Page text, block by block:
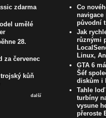
zdarma
umělé
28.
za červenec
kůň
další
Co
původní
Jak
různými
Linux,
GTA 6
Šéf
diskům i
Tahle
turbíny
vysune
přeroste